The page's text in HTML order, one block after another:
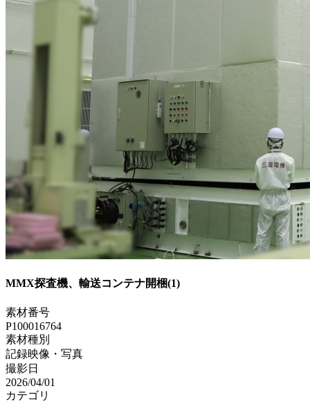
MMX探査機、輸送コンテナ開梱(1)
素材番号
P100016764
素材種別
記録映像・写真
撮影日
2026/04/01
カテゴリ